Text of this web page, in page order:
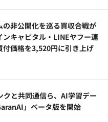
の非公開化を巡る買収合戦が
ンキャピタル・LINEヤフー連
付価格を3,520円に引き上げ
クと共同通信ら、AI学習デー
」ベータ版を開始